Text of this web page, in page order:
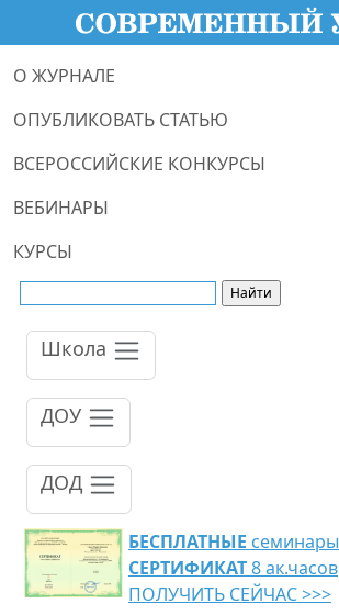
О ЖУРНАЛЕ
ОПУБЛИКОВАТЬ СТАТЬЮ
ВСЕРОССИЙСКИЕ КОНКУРСЫ
ВЕБИНАРЫ
КУРСЫ
Школа
ДОУ
ДОД
БЕСПЛАТНЫЕ семинары
СЕРТИФИКАТ8 ак.часов
ПОЛУЧИТЬ СЕЙЧАС >>>